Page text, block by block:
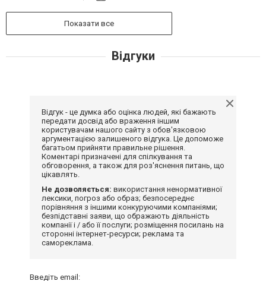
Показати все
Відгуки
Відгук - це думка або оцінка людей, які бажають
передати досвід або враження іншим
користувачам нашого сайту з обов'язковою
аргументацією залишеного відгука. Це допоможе
багатьом прийняти правильне рішення.
Коментарі призначені для спілкування та
обговорення, а також для роз'яснення питань, що
цікавлять.
Не дозволяється: використання ненормативної
лексики, погроз або образ; безпосереднє
порівняння з іншими конкуруючими компаніями;
безпідставні заяви, що ображають діяльність
компанії і / або її послуги; розміщення посилань на
сторонні інтернет-ресурси; реклама та
самореклама.
Введіть email: